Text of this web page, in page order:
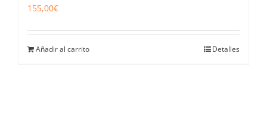
155,00€
Añadir al carrito Detalles